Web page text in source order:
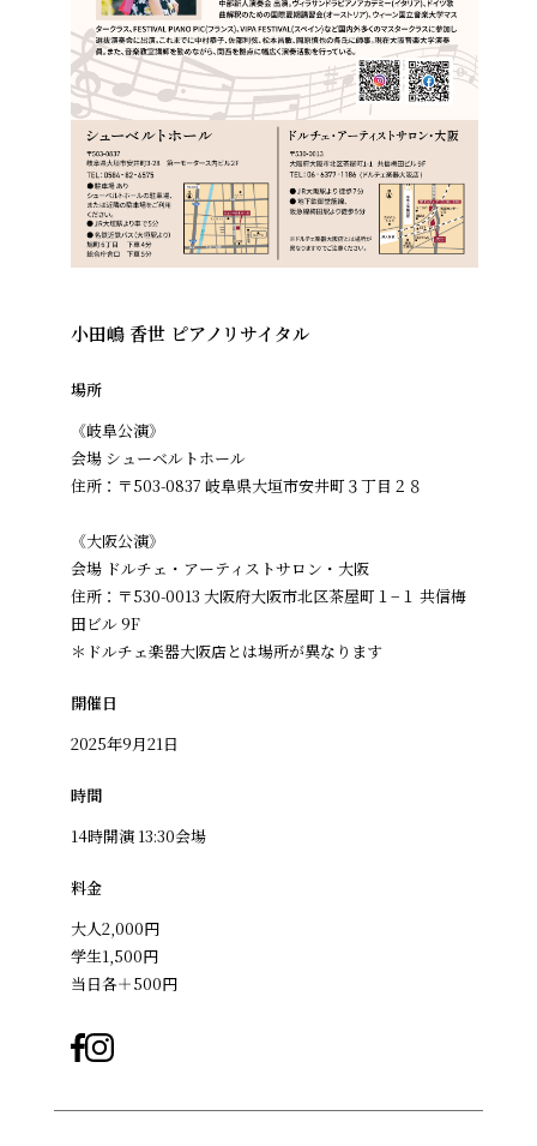
小田嶋 香世 ピアノリサイタル
場所
《岐阜公演》
会場 シューベルトホール
住所：〒503-0837 岐阜県大垣市安井町３丁目２８
《大阪公演》
会場 ドルチェ・アーティストサロン・大阪
住所：〒530-0013 大阪府大阪市北区茶屋町１−１ 共信梅
田ビル 9F
＊ドルチェ楽器大阪店とは場所が異なります
開催日
2025年9月21日
時間
14時開演 13:30会場
料金
大人2,000円
学生1,500円
当日各＋500円